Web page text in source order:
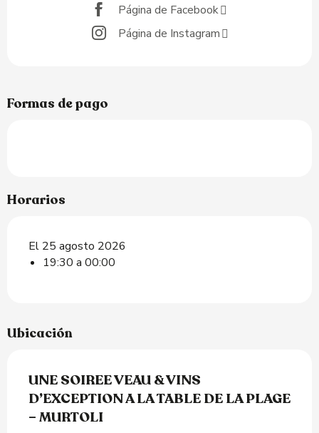
Página de Facebook
Página de Instagram
Formas de pago
Horarios
El 25 agosto 2026
19:30 a 00:00
Ubicación
UNE SOIREE VEAU & VINS
D’EXCEPTION A LA TABLE DE LA PLAGE
– MURTOLI